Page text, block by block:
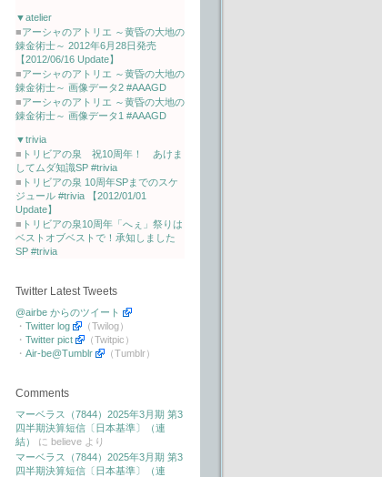
▼atelier
■アーシャのアトリエ ～黄昏の大地の
錬金術士～ 2012年6月28日発売
【2012/06/16 Update】
■アーシャのアトリエ ～黄昏の大地の
錬金術士～ 画像データ2 #AAAGD
■アーシャのアトリエ ～黄昏の大地の
錬金術士～ 画像データ1 #AAAGD
▼trivia
■ トリビアの泉 祝10周年！ あけま
してムダ知識SP #trivia
■ トリビアの泉 10周年SPまでのスケ
ジュール #trivia 【2012/01/01
Update】
■ トリビアの泉10周年「へぇ」祭りは
ベストオブベストで！承知しました
SP #trivia
Twitter Latest Tweets
@airbe からのツイート
・ Twitter log
（Twilog）
・ Twitter pict
（Twitpic）
・ Air-be@Tumblr （Tumblr）
Comments
マーベラス（7844）2025年3月期 第3
四半期決算短信〔日本基準〕（連
結）
に believe より
マーベラス（7844）2025年3月期 第3
四半期決算短信〔日本基準〕（連